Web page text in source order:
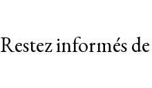
Restez informés